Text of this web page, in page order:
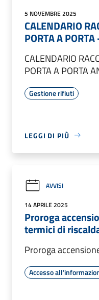
5 NOVEMBRE 2025
CALENDARIO
PORTA A
CALENDARIO
PORTA A PORTA
Gestione rifiuti
LEGGI DI PIÙ
AVVISI
14 APRILE 2025
Proroga
termici di
Proroga
Accesso